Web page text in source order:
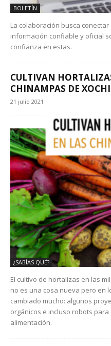
BOLETÍN
La colaboración busca
información confiable y oficial
confianza en estas.
CULTIVAN
CHINAMPAS DE
21 julio 2021
¿SABÍAS QUÉ?
El cultivo de hortalizas en las
no es una cosa nueva pero en
cambiado mucho: algunos
orgánicos e incluso robots
alimentación.